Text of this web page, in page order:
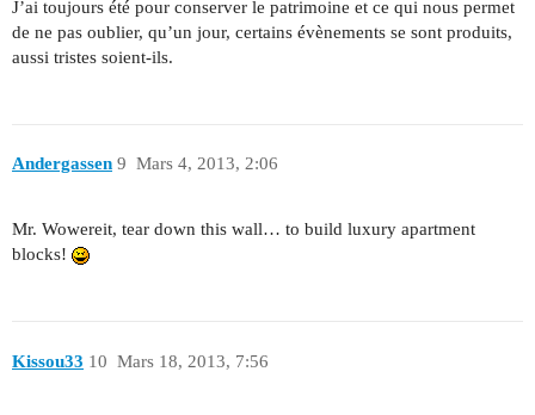
J’ai toujours été pour conserver le patrimoine et ce qui nous permet
de ne pas oublier, qu’un jour, certains évènements se sont produits,
aussi tristes soient-ils.
Andergassen Mars 4, 2013, 2:06
9
Mr. Wowereit, tear down this wall… to build luxury apartment
blocks!
Kissou33 Mars 18, 2013, 7:56
10